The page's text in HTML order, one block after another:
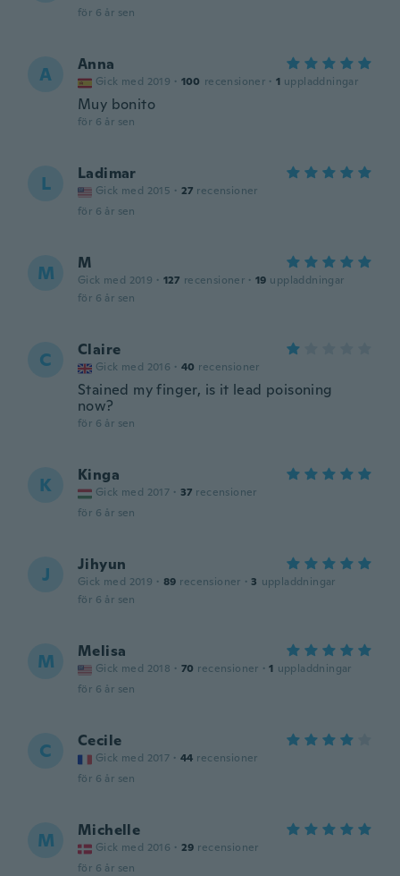
för 6 år sen
A Anna
Gick med 2019 · 100 recensioner · 1 uppladdningar
Muy bonito
för 6 år sen
L Ladimar
Gick med 2015 · 27 recensioner
för 6 år sen
M M
Gick med 2019 · 127 recensioner · 19 uppladdningar
för 6 år sen
C Claire
Gick med 2016 · 40 recensioner
Stained my finger, is it lead poisoning
now?
för 6 år sen
K Kinga
Gick med 2017 · 37 recensioner
för 6 år sen
J Jihyun
Gick med 2019 · 89 recensioner · 3 uppladdningar
för 6 år sen
M Melisa
Gick med 2018 · 70 recensioner · 1 uppladdningar
för 6 år sen
C Cecile
Gick med 2017 · 44 recensioner
för 6 år sen
M Michelle
Gick med 2016 · 29 recensioner
för 6 år sen